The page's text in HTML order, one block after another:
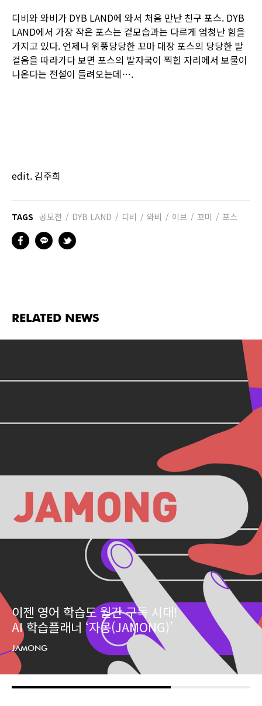
디비와 와비가 DYB LAND에 와서 처음 만난 친구 포스. DYB
LAND에서 가장 작은 포스는 겉모습과는 다르게 엄청난 힘을
가지고 있다. 언제나 위풍당당한 꼬마 대장 포스의 당당한 발
걸음을 따라가다 보면 포스의 발자국이 찍힌 자리에서 보물이
나온다는 전설이 들려오는데….
edit. 김주희
TAGS 공모전 DYB LAND 디비 와비 이브 꼬미 포스
RELATED NEWS
‘초중고 영어사랑 UCC 공모전’ 개최
슬기로운 영어 생활, 우리만의 이야기를 담다!
UCC